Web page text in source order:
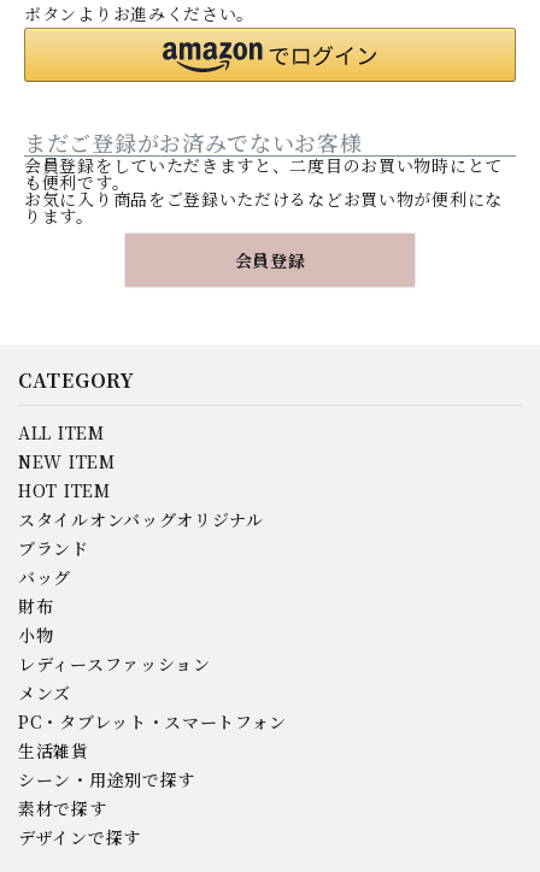
ボタンよりお進みください。
まだご登録がお済みでないお客様
会員登録をしていただきますと、二度目のお買い物時にとて
も便利です。
お気に入り商品をご登録いただけるなどお買い物が便利にな
ります。
会員登録
CATEGORY
ALL ITEM
NEW ITEM
HOT ITEM
スタイルオンバッグオリジナル
ブランド
バッグ
財布
小物
レディースファッション
メンズ
PC・タブレット・スマートフォン
生活雑貨
シーン・用途別で探す
素材で探す
デザインで探す